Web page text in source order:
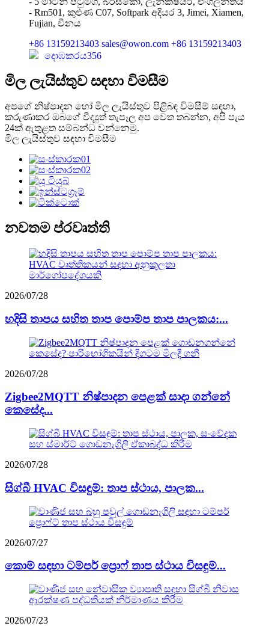
- Rm501, කුළුණ C07, Softpark අදියර 3, Jimei, Xiamen,
Fujian, චීනය
+86 13159213403 sales@owon.com +86 13159213403
දොඹකරය356
මිල ලැයිස්තුව සඳහා විමසීම
අපගේ නිෂ්පාදන හෝ මිල ලැයිස්තුව පිළිබඳ විමසීම් සඳහා,
කරුණාකර ඔබගේ විද්‍යුත් තැපෑල අප වෙත තබන්න, අපි පැය
24ක් ඇතුළත සම්බන්ධ වන්නෙමු.
මිල ලැයිස්තුව සඳහා විමසීම
නවතම ප්රවෘත්ති
2026/07/28
හදිසි තාපය සහිත තාප පොම්ප තාප පාලකය:...
2026/07/28
Zigbee2MQTT නිෂ්පාදන පෙළක් සාදා ගන්නේ
කෙසේද...
2026/07/28
සිග්බී HVAC විසඳුම්: තාප ස්ථාය, පාලක...
2026/07/27
කොම් සඳහා ටම්පර් ප්‍රොෆ් තාප ස්ථාය විසඳුම්...
2026/07/23